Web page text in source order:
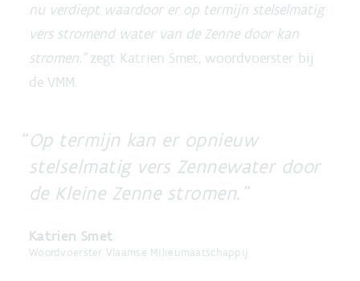
nu verdiept waardoor er op termijn stelselmatig
vers stromend water van de Zenne door kan
stromen.”zegt Katrien Smet, woordvoerster bij
de VMM.
Op termijn kan er opnieuw
stelselmatig vers Zennewater door
de Kleine Zenne stromen.
Katrien Smet
Woordvoerster Vlaamse Milieumaatschappij